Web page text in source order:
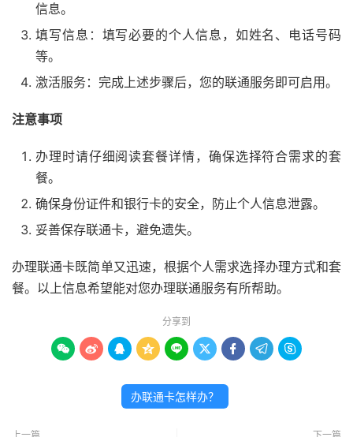
信息。
填写信息：填写必要的个人信息，如姓名、电话号码
等。
激活服务：完成上述步骤后，您的联通服务即可启用。
注意事项
办理时请仔细阅读套餐详情，确保选择符合需求的套
餐。
确保身份证件和银行卡的安全，防止个人信息泄露。
妥善保存联通卡，避免遗失。
办理联通卡既简单又迅速，根据个人需求选择办理方式和套
餐。以上信息希望能对您办理联通服务有所帮助。
分享到
        
办联通卡怎样办？